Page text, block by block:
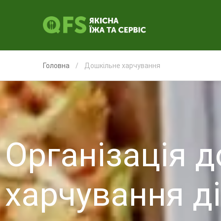
Головна Дошкільне харчування
Організація
харчування